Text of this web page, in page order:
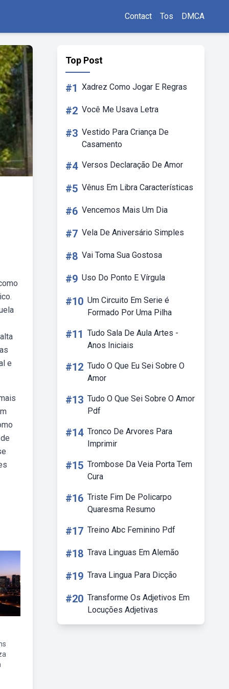
Contact Tos DMCA
e
Top Post
#1 Xadrez Como Jogar E Regras
#2 Você Me Usava Letra
#3 Vestido Para Criança De
Casamento
#4 Versos Declaração De Amor
#5 Vênus Em Libra Características
#6 Vencemos Mais Um Dia
#7 Vela De Aniversário Simples
#8 Vai Toma Sua Gostosa
#9 Uso Do Ponto E Vírgula
#10 Um Circuito Em Serie é
Formado Por Uma Pilha
#11 Tudo Sala De Aula Artes -
Anos Iniciais
#12 Tudo O Que Eu Sei Sobre O
Amor
#13 Tudo O Que Sei Sobre O Amor
Pdf
#14 Tronco De Arvores Para
Imprimir
#15 Trombose Da Veia Porta Tem
Cura
#16 Triste Fim De Policarpo
Quaresma Resumo
#17 Treino Abc Feminino Pdf
#18 Trava Linguas Em Alemão
#19 Trava Lingua Para Dicção
#20 Transforme Os Adjetivos Em
Locuções Adjetivas